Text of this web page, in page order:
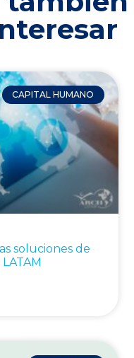
CAPITAL HUMANO
soluciones de